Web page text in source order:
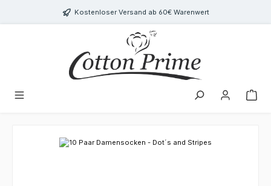
Zum Hauptinhalt springenKostenloser Versand ab 60€ Warenwert
Bildergalerie überspringen